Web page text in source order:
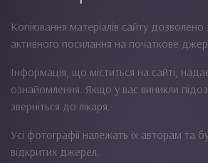
Копіювання матеріалів сайту
активного посилання на початкове
Інформація, що міститься на сайті,
ознайомлення. Якщо у вас виникли
зверніться до лікаря.
Усі фотографії належать їх авторам та
відкритих джерел.